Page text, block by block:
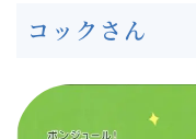
コックさん